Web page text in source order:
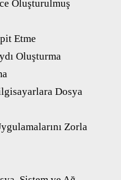
Oluşturulmuş
Etme
Oluşturma
Dosya
Zorla